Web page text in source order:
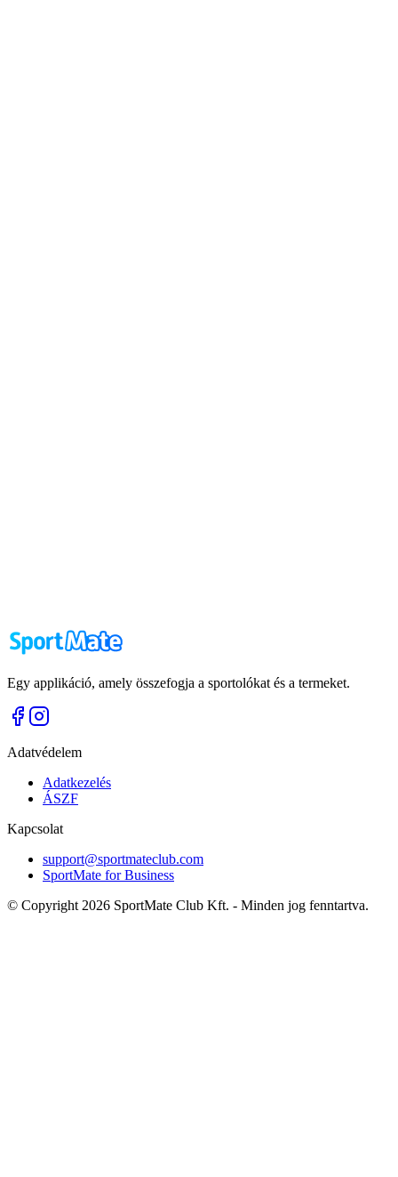
Egy applikáció, amely összefogja a sportolókat és a termeket.
Adatvédelem
Adatkezelés
ÁSZF
Kapcsolat
support@sportmateclub.com
SportMate for Business
© Copyright 2026 SportMate Club Kft. - Minden jog fenntartva.